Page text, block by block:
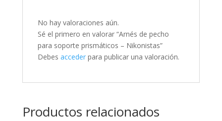
No hay valoraciones aún.
Sé el primero en valorar “Arnés de pecho
para soporte prismáticos – Nikonistas”
Debes accederpara publicar una valoración.
Productos relacionados